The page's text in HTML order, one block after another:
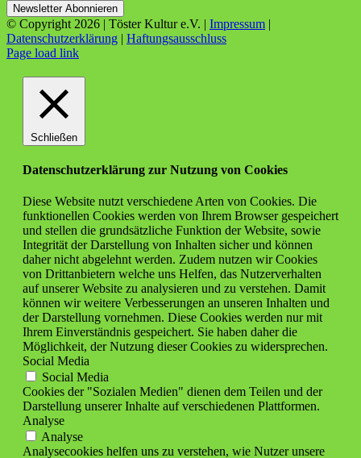
© Copyright 2026 | Töster Kultur e.V. | Impressum |
Datenschutzerklärung | Haftungsausschluss
Facebook
X
Instagram
YouTube
Page load link
Schließen
Datenschutzerklärung zur Nutzung von Cookies
Diese Website nutzt verschiedene Arten von Cookies. Die
funktionellen Cookies werden von Ihrem Browser gespeichert
und stellen die grundsätzliche Funktion der Website, sowie
Integrität der Darstellung von Inhalten sicher und können
daher nicht abgelehnt werden. Zudem nutzen wir Cookies
von Drittanbietern welche uns Helfen, das Nutzerverhalten
auf unserer Website zu analysieren und zu verstehen. Damit
können wir weitere Verbesserungen an unseren Inhalten und
der Darstellung vornehmen. Diese Cookies werden nur mit
Ihrem Einverständnis gespeichert. Sie haben daher die
Möglichkeit, der Nutzung dieser Cookies zu widersprechen.
Social Media
Social Media
Cookies der "Sozialen Medien" dienen dem Teilen und der
Darstellung unserer Inhalte auf verschiedenen Plattformen.
Analyse
Analyse
Analysecookies helfen uns zu verstehen, wie Nutzer unsere